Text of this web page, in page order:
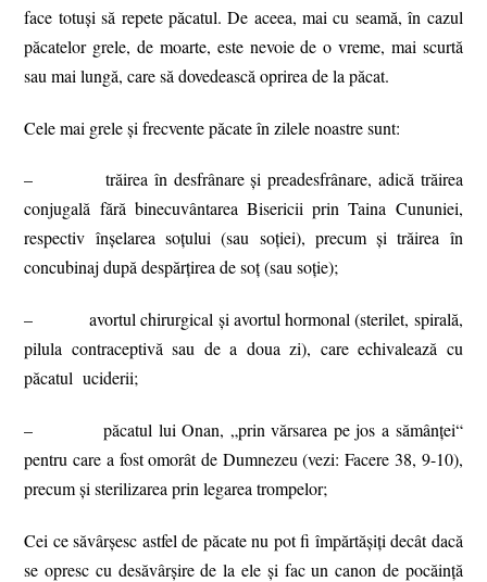
face totuși să repete păcatul. De aceea, mai cu seamă, în cazul
păcatelor grele, de moarte, este nevoie de o vreme, mai scurtă
sau mai lungă, care să dovedească oprirea de la păcat.
Cele mai grele și frecvente păcate în zilele noastre sunt:
–
trăirea în desfrânare și preadesfrânare, adică trăirea
conjugală fără binecuvântarea Bisericii prin Taina Cununiei,
respectiv înșelarea soțului (sau soției), precum și trăirea în
concubinaj după despărțirea de soț (sau soție);
–
avortul chirurgical și avortul hormonal (sterilet, spirală,
pilula contraceptivă sau de a doua zi), care echivalează cu
păcatul uciderii;
– păcatul lui Onan, „prin vărsarea pe jos a sămânței“
pentru care a fost omorât de Dumnezeu (vezi: Facere 38, 9-10),
precum și sterilizarea prin legarea trompelor;
Cei ce săvârșesc astfel de păcate nu pot fi împărtășiți decât dacă
se opresc cu desăvârșire de la ele și fac un canon de pocăință